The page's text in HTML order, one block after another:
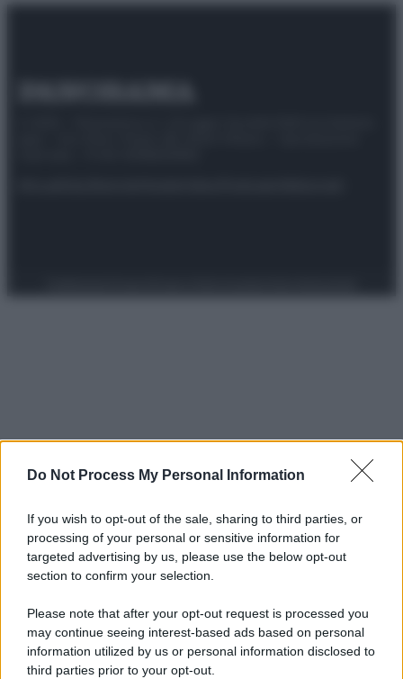
Do Not Process My Personal Information
If you wish to opt-out of the sale, sharing to third parties, or
processing of your personal or sensitive information for
targeted advertising by us, please use the below opt-out
section to confirm your selection.
Please note that after your opt-out request is processed you
may continue seeing interest-based ads based on personal
information utilized by us or personal information disclosed to
third parties prior to your opt-out.